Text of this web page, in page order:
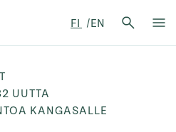
FI EN
Hae:
UUTTA
KANGASALLE